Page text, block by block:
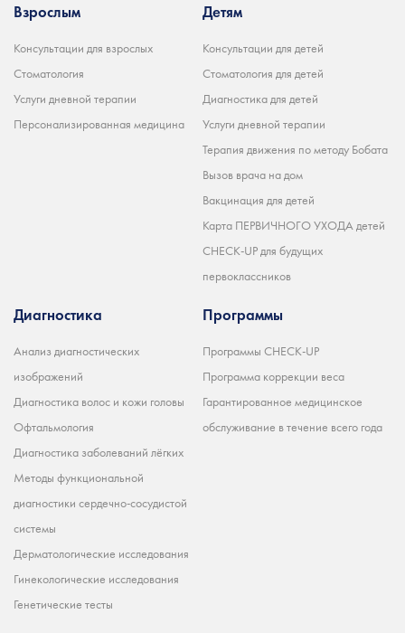
Взрослым
Консультации для взрослых
Стоматология
Услуги дневной терапии
Персонализированная медицина
Детям
Консультации для детей
Стоматология для детей
Диагностика для детей
Услуги дневной терапии
Терапия движения по методу Бобата
Вызов врача на дом
Вакцинация для детей
Карта ПЕРВИЧНОГО УХОДА детей
CHECK-UP для будущих
первоклассников
Диагностика
Анализ диагностических
изображений
Диагностика волос и кожи головы
Офтальмология
Диагностика заболеваний лёгких
Методы функциональной
диагностики сердечно-сосудистой
системы
Дерматологические исследования
Гинекологические исследования
Генетические тесты
Программы
Программы CHECK-UP
Программа коррекции веса
Гарантированное медицинское
обслуживание в течение всего года